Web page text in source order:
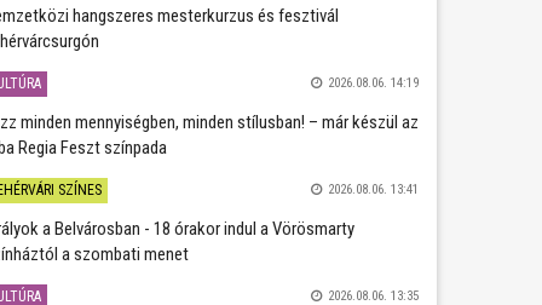
hangszeres mesterkurzus és fesztivál
2026.08.06. 14:19
minden mennyiségben, minden stílusban! – már készül az
Regia Feszt színpada
SZÍNES 2026.08.06. 13:41
a Belvárosban - 18 órakor indul a Vörösmarty
a szombati menet
2026.08.06. 13:35